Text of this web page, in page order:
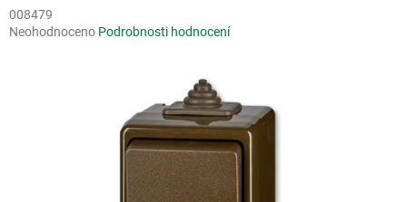
008479
Průměrné
Neohodnoceno Podrobnosti hodnocení